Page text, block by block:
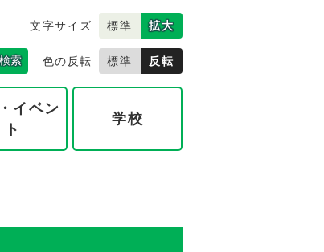
文字サイズ 標準 拡大
索 色の反転 標準 反転
イベン
ト
学校